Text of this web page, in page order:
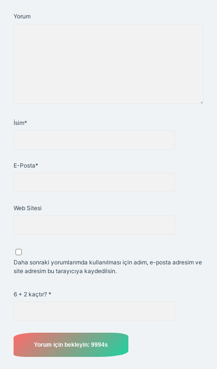
Yorum
İsim*
E-Posta*
Web Sitesi
Daha sonraki yorumlarımda kullanılması için adım, e-posta adresim ve
site adresim bu tarayıcıya kaydedilsin.
6 + 2 kaçtır? *